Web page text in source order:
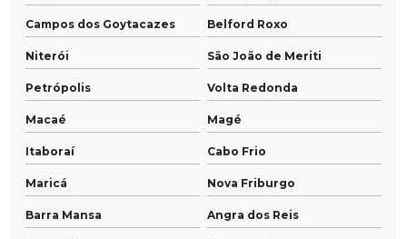
Campos dos Goytacazes Belford Roxo
Niterói São João de Meriti
Petrópolis Volta Redonda
Macaé Magé
Itaboraí Cabo Frio
Maricá Nova Friburgo
Barra Mansa Angra dos Reis